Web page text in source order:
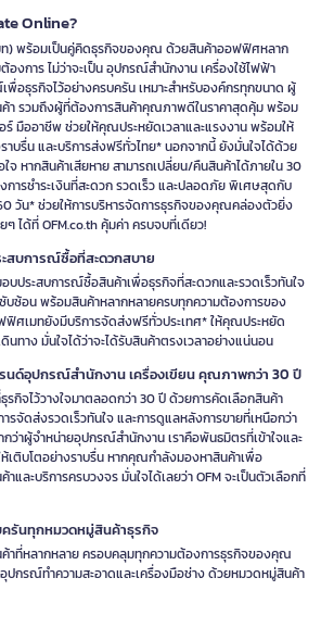
ตามขนาดมือและงาน:งานเอกสารทั่วไปใช้
ตรฐาน ส่วนงานประดิษฐ์หรือรายละเอียดเล็กควร
บคุมง่าย
ดาษ WESTCOTT ตามขนาดกระดาษ:งานเอกสาร
นที่รองรับ A4 ส่วนงานพิมพ์ขนาดใหญ่ควรตรวจสอบ
ก่อนซื้อ
นแผ่นที่ต้องตัด:หากตัดเอกสารหลายแผ่นพร้อมกัน
รถในการตัดสูงสุดของแต่ละรุ่น
ลอดภัย:ห้องเรียนหรือพื้นที่ใช้งานร่วมกันควรเลือก
นคง ฝาครอบ หรือระบบช่วยลดการสัมผัสใบมีด
ยู่เสมอ:ใช้ตัดวัสดุให้เหมาะกับประเภทสินค้า หลีก
กินกำหนด และเก็บในที่แห้งเพื่อยืดอายุการใช้งาน
เกี่ยวกับ WESTCOTT
เหมาะกับงานอะไรบ้าง?
ษ เอกสาร ฉลาก รูปภาพ งานประดิษฐ์ และวัสดุเบา
รียน และบ้าน โดยควรเลือกขนาดและรูปแบบให้เหมาะ
เหมาะกับสำนักงานหรือ
ตัดเอกสาร ป้ายประกาศ ภาพถ่าย และงานพิมพ์ให้ขอบ
เหมาะกับงานที่ต้องตัดซ้ำหลายชิ้น
ท่นตัดกระดาษแบบใดให้เลือก?
นตัดแบบ Trimmer และแบบ Guillotine โดยบางรุ่น
Online?
) พร้อมเป็นคู่คิดธุรกิจของคุณ ด้วยสินค้าออฟฟิศหลาก
งการ ไม่ว่าจะเป็น อุปกรณ์สำนักงาน เครื่องใช้ไฟฟ้า
พื่อธุรกิจไว้อย่างครบครัน เหมาะสำหรับองค์กรทุกขนาด ผู้
ค้า รวมถึงผู้ที่ต้องการสินค้าคุณภาพดีในราคาสุดคุ้ม พร้อม
ร์ มืออาชีพ ช่วยให้คุณประหยัดเวลาและแรงงาน พร้อมให้
บรื่น และบริการส่งฟรีทั่วไทย* นอกจากนี้ ยังมั่นใจได้ด้วย
จ หากสินค้าเสียหาย สามารถเปลี่ยน/คืนสินค้าได้ภายใน 30
ารชำระเงินที่สะดวก รวดเร็ว และปลอดภัย พิเศษสุดกับ
วัน* ช่วยให้การบริหารจัดการธุรกิจของคุณคล่องตัวยิ่ง
ได้ที่ OFM.co.th คุ้มค่า ครบจบที่เดียว!
สบการณ์ซื้อที่สะดวกสบาย
บประสบการณ์ซื้อสินค้าเพื่อธุรกิจที่สะดวกและรวดเร็วทันใจ
บซ้อน พร้อมสินค้าหลากหลายครบทุกความต้องการของ
เมทยังมีบริการจัดส่งฟรีทั่วประเทศ* ให้คุณประหยัด
ดินทาง มั่นใจได้ว่าจะได้รับสินค้าตรงเวลาอย่างแน่นอน
รนด์อุปกรณ์สำนักงาน เครื่องเขียน คุณภาพกว่า 30 ปี
กิจไว้วางใจมาตลอดกว่า 30 ปี ด้วยการคัดเลือกสินค้า
จัดส่งรวดเร็วทันใจ และการดูแลหลังการขายที่เหนือกว่า
ว่าผู้จำหน่ายอุปกรณ์สำนักงาน เราคือพันธมิตรที่เข้าใจและ
เติบโตอย่างราบรื่น หากคุณกำลังมองหาสินค้าเพื่อ
และบริการครบวงจร มั่นใจได้เลยว่า OFM จะเป็นตัวเลือกที่
รันทุกหมวดหมู่สินค้าธุรกิจ
าที่หลากหลาย ครอบคลุมทุกความต้องการธุรกิจของคุณ
กรณ์ทำความสะอาดและเครื่องมือช่าง ด้วยหมวดหมู่สินค้า